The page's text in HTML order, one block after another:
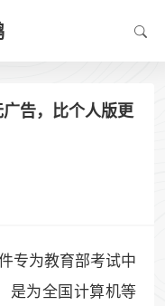
告，比个人版更
专为教育部考试中
是为全国计算机等